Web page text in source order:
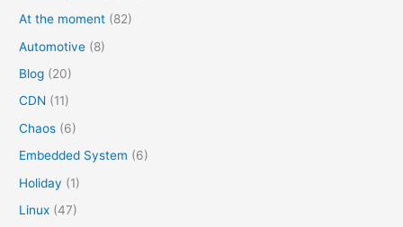
At the moment (82)
Automotive (8)
Blog (20)
CDN (11)
Chaos (6)
Embedded System (6)
Holiday (1)
Linux (47)